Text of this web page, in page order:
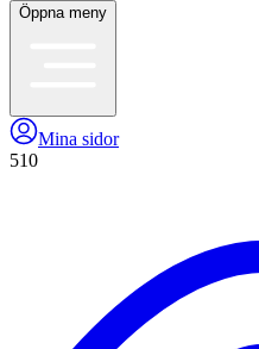
Öppna meny
Mina sidor
510